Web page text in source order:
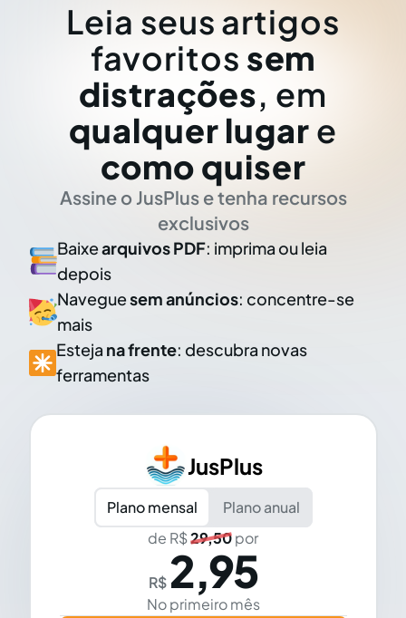
Leia seus artigos
favoritos sem
distrações, em
qualquer lugar e
como quiser
Assine o JusPlus e tenha recursos
exclusivos
Baixearquivos PDF: imprima ou leia
depois
Naveguesem anúncios: concentre-se
mais
Esteja na frente: descubra novas
ferramentas
JusPlus
Plano mensal
Plano anual
de R$29,50por
R$ 2,95
No primeiro mês